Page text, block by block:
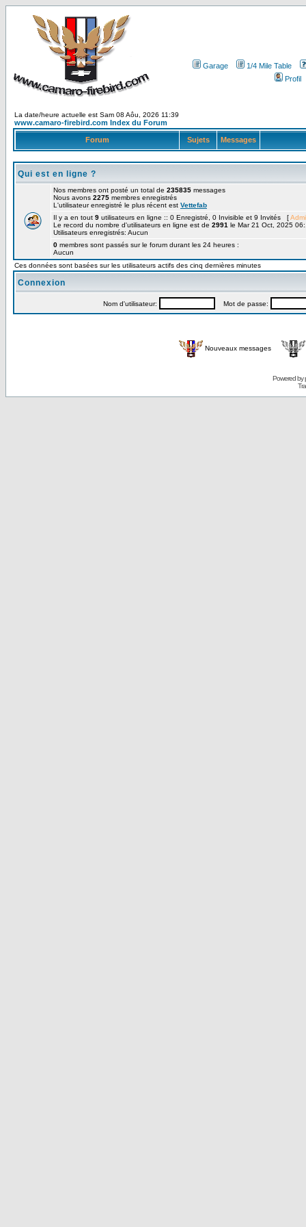
Garage
1/4 Mile Table
Profil
La date/heure actuelle est Sam 08 Aôu, 2026 11:39
www.camaro-firebird.com Index du Forum
Forum Sujets Messages
Qui est en ligne ?
Nos membres ont posté un total de 235835 messages
Nous avons 2275 membres enregistrés
L'utilisateur enregistré le plus récent est Vettefab
Il y a en tout 9 utilisateurs en ligne :: 0 Enregistré, 0 Invisible et 9 Invités [
Le record du nombre d'utilisateurs en ligne est de 2991 le Mar 21 Oct, 2025
Utilisateurs enregistrés: Aucun
0 membres sont passés sur le forum durant les 24 heures :
Aucun
Ces données sont basées sur les utilisateurs actifs des cinq dernières minutes
Connexion
Nom d'utilisateur: Mot de passe:
Nouveaux messages
Powered by